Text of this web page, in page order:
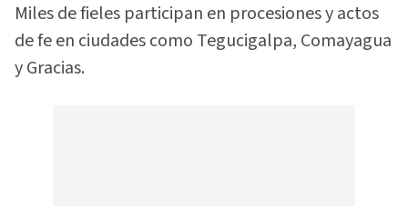
Miles de fieles participan en procesiones y actos
de fe en ciudades como Tegucigalpa, Comayagua
y Gracias.